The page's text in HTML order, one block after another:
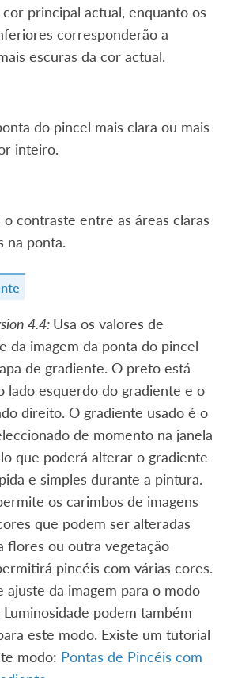
cor principal actual, enquanto os
corresponderão a
escuras da cor actual.
do pincel mais clara ou mais
inteiro.
o contraste entre as áreas claras
na ponta.
4.4: Usa os valores de
da imagem da ponta do pincel
de gradiente. O preto está
lado esquerdo do gradiente e o
direito. O gradiente usado é o
de momento na janela
que poderá alterar o gradiente
e simples durante a pintura.
os carimbos de imagens
que podem ser alteradas
flores ou outra vegetação
pincéis com várias cores.
ajuste da imagem para o modo
podem também
este modo. Existe um tutorial
modo: Pontas de Pincéis com